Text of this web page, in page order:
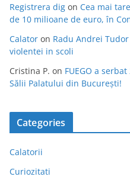
Registrera dig on Cea mai
de 10 milioane de euro, în
Calator on Radu Andrei
violentei in scoli
Cristina P. on FUEGO a
Sălii Palatului din București!
Categories
Calatorii
Curiozitati